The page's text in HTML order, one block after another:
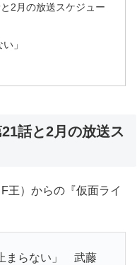
2月の放送スケジュー
」
話と2月の放送ス
王）からの『仮面ライ
まらない」 武藤